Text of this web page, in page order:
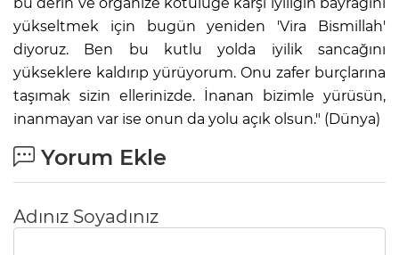
yükseltmek için bugün yeniden 'Vira Bismillah'
diyoruz. Ben bu kutlu yolda iyilik sancağını
yükseklere kaldırıp yürüyorum. Onu zafer burçlarına
taşımak sizin ellerinizde. İnanan bizimle yürüsün,
inanmayan var ise onun da yolu açık olsun." (Dünya)
Yorum Ekle
Adınız Soyadınız